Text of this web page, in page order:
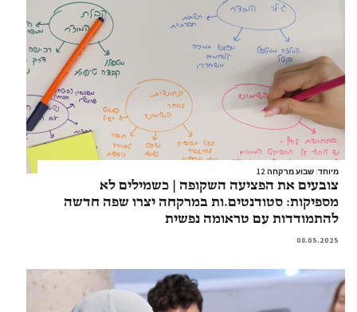
מיוחד: שבוע מרקחה 12
צובעים את הפציעה השקופה | כשמילים לא
מספיקות: סטודנטים.ות במרקחה יצרו שפה חדשה
להתמודדות עם טראומה נפשית
08.05.2025